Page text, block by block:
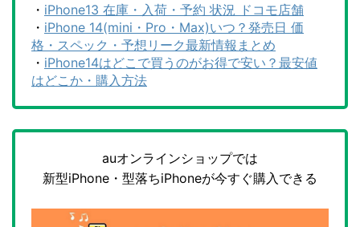
・ iPhone13 在庫・入荷・予約 状況 ドコモ店舗
・ iPhone 14(mini・Pro・Max)いつ？発売日 価
格・スペック・予想リーク最新情報まとめ
・ iPhone14はどこで買うのがお得で安い？最安値
はどこか・購入方法
auオンラインショップでは
新型iPhone・型落ちiPhoneが今すぐ購入できる